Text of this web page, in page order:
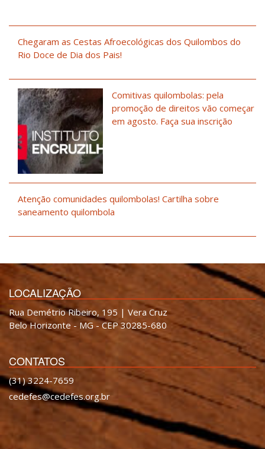
Chegaram as Cestas Afroecológicas dos Quilombos do
Rio Doce de Dia dos Pais!
Comitivas quilombolas: pela
promoção de direitos vão começar
em agosto. Faça sua inscrição
Atenção comunidades quilombolas! Cartilha sobre
saneamento quilombola
LOCALIZAÇÃO
Rua Demétrio Ribeiro, 195 | Vera Cruz
Belo Horizonte - MG - CEP 30285-680
CONTATOS
(31) 3224-7659
cedefes@cedefes.org.br